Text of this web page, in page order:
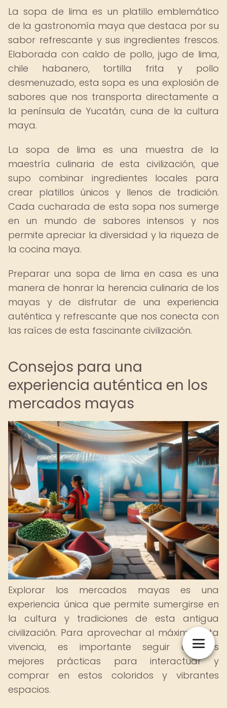
La sopa de lima es un platillo emblemático
de la gastronomía maya que destaca por su
sabor refrescante y sus ingredientes frescos.
Elaborada con caldo de pollo, jugo de lima,
chile habanero, tortilla frita y pollo
desmenuzado, esta sopa es una explosión de
sabores que nos transporta directamente a
la península de Yucatán, cuna de la cultura
maya.
La sopa de lima es una muestra de la
maestría culinaria de esta civilización, que
supo combinar ingredientes locales para
crear platillos únicos y llenos de tradición.
Cada cucharada de esta sopa nos sumerge
en un mundo de sabores intensos y nos
permite apreciar la diversidad y la riqueza de
la cocina maya.
Preparar una sopa de lima en casa es una
manera de honrar la herencia culinaria de los
mayas y de disfrutar de una experiencia
auténtica y refrescante que nos conecta con
las raíces de esta fascinante civilización.
Consejos para una
experiencia auténtica en los
mercados mayas
Explorar los mercados mayas es una
experiencia única que permite sumergirse en
la cultura y tradiciones de esta antigua
civilización. Para aprovechar al máximo esta
vivencia, es importante seguir algunas
mejores prácticas para interactuar y
comprar en estos coloridos y vibrantes
espacios.